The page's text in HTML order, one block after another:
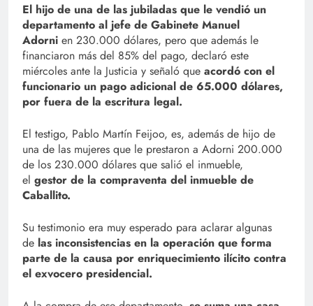
El hijo de una de las jubiladas que le vendió un
departamento al jefe de Gabinete Manuel
Adorni en 230.000 dólares, pero que además le
financiaron más del 85% del pago, declaró este
miércoles ante la Justicia y señaló que acordó con el
funcionario un pago adicional de 65.000 dólares,
por fuera de la escritura legal.
El testigo, Pablo Martín Feijoo, es, además de hijo de
una de las mujeres que le prestaron a Adorni 200.000
de los 230.000 dólares que salió el inmueble,
el gestor de la compraventa del inmueble de
Caballito.
Su testimonio era muy esperado para aclarar algunas
de las inconsistencias en la operación que forma
parte de la causa por enriquecimiento ilícito contra
el exvocero presidencial.